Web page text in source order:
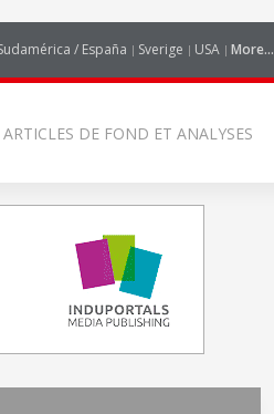
/ España Sverige USA More...
ARTICLES DE FOND ET ANALYSES